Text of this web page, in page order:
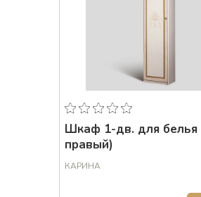
Шкаф 1-дв. для белья
правый)
КАРИНА